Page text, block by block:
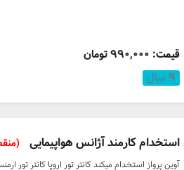
قیمت: ۹۹۰,۰۰۰ تومان
۹سال
استخدام کارمند آژانس هواپیمایی